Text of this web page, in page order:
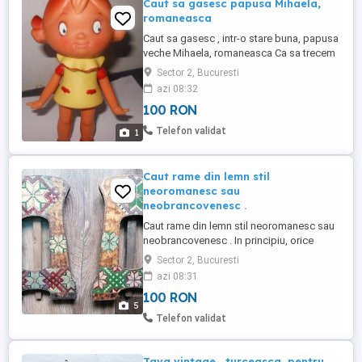
1
Caut sa gasesc papusa Mihaela,
romaneasca
Caut sa gasesc , intr-o stare buna, papusa
veche Mihaela, romaneasca Ca sa trecem
peste intrebarile idioate de genul.. cat dai,
sau ce oferi sefu'..... sa imi scrie cine stie
cat isi doreste si chiar o are, nu
smecherasii care asteapta un pret, ulterior
rupand targurile ca sa o gaseasca Poza
Sector 2, Bucuresti
azi 08:32
100 RON
Telefon validat
5
Caut rame din lemn stil
neoromanesc sau
neobrancovenesc .
Caut rame din lemn stil neoromanesc sau
neobrancovenesc . In principiu, orice
stare, dar nu gunoaie Poza preluata de pe
internet pentru exemplificare Astept poze,
detalii si pretul dorit, fara intrebari de
genul...."cat oferi, cat dai? "
Sector 2, Bucuresti
azi 08:31
100 RON
Telefon validat